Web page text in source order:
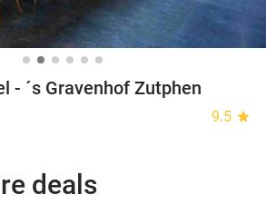
- ´s Gravenhof Zutphen
9.5 star
deals